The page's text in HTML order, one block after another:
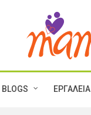
BLOGS ΕΡΓΑΛΕΙΑ